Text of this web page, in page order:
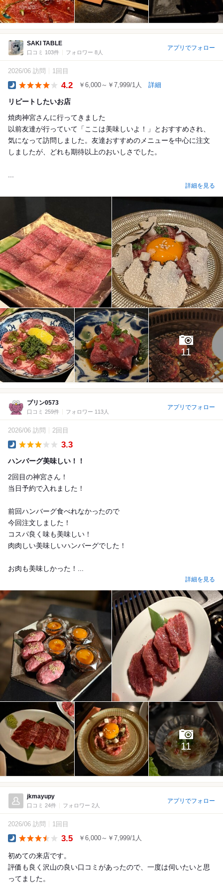
SAKI TABLE
口コミ 103件 フォロワー 8人
アプリでフォロー
2026/06 訪問 1回目
4.2 ￥6,000～￥7,999/1人 詳細
リピートしたいお店
焼肉神宮さんに行ってきました
以前友達が行っていて「ここは美味しいよ！」とおすすめされ、
気になって訪問しました。友達おすすめのメニューを中心に注文
しましたが、どれも期待以上のおいしさでした。
詳細を見る
11
プリン0573
口コミ 259件 フォロワー 113人
アプリでフォロー
2026/06 訪問 2回目
3.3
ハンバーグ美味しい！！
2回目の神宮さん！
当日予約で入れました！
前回ハンバーグ食べれなかったので
今回注文しました！
コスパ良く味も美味しい！
肉肉しい美味しいハンバーグでした！
お肉も美味しかった！...
詳細を見る
11
jkmayupy
口コミ 24件 フォロワー 2人
アプリでフォロー
2026/06 訪問 1回目
3.5 ￥6,000～￥7,999/1人
初めての来店です。
評価も良く沢山の良い口コミがあったので、一度は伺いたいと思
ってました。